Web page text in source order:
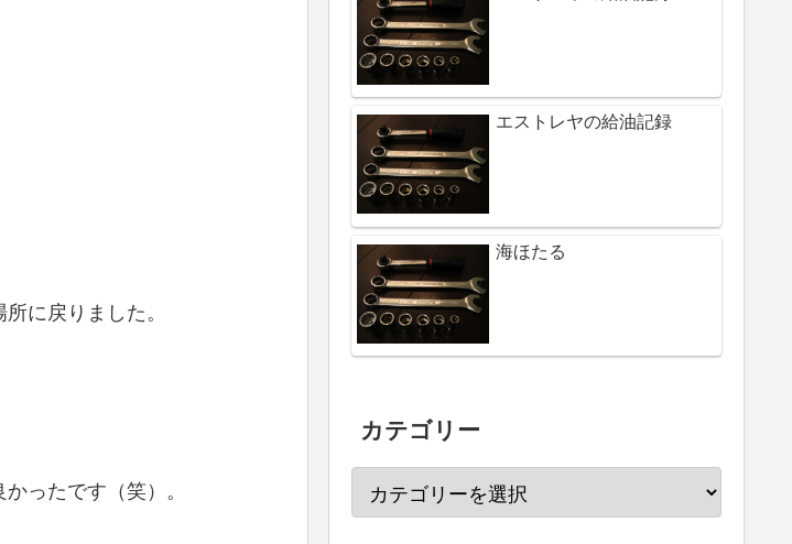
に戻りました。
ったです（笑）。
エストレヤの給油記録
海ほたる
カテゴリー